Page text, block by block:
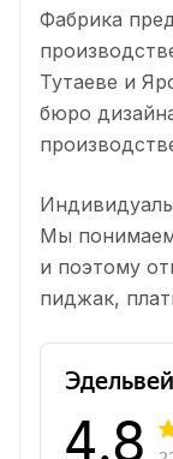
Фабрика
Тутаеве и
бюро
Мы
и поэтому
пиджак,